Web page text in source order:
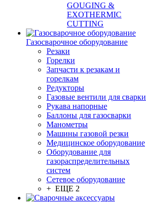
GOUGING &
EXOTHERMIC
CUTTING
Газосварочное оборудование
Резаки
Горелки
Запчасти к резакам и
горелкам
Редукторы
Газовые вентили для сварки
Рукава напорные
Баллоны для газосварки
Манометры
Машины газовой резки
Медицинское оборудование
Оборудование для
газораспределительных
систем
Сетевое оборудование
+ ЕЩЕ 2